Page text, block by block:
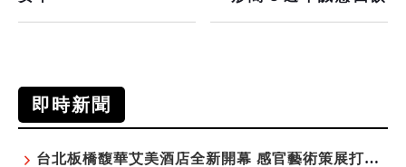
即時新聞
台北板橋馥華艾美酒店全新開幕 感官藝術策展打造旅居新風格